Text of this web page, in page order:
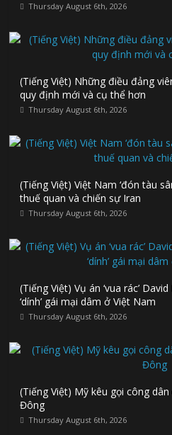
Thursday August 6th, 2026
(Tiếng Việt) Những điều đảng
quy định mới và cụ thể hơn
Thursday August 6th, 2026
(Tiếng Việt) Việt Nam ‘đón tàu
thuế quan và chiến sự Iran
Thursday August 6th, 2026
(Tiếng Việt) Vụ án ‘vua rác’
‘dính’ gái mại dâm ở Việt Nam
Thursday August 6th, 2026
(Tiếng Việt) Mỹ kêu gọi công
Đông
Thursday August 6th, 2026